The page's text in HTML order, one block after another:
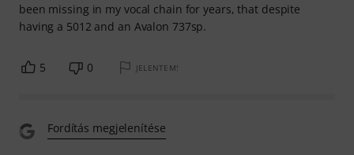
been missing in my vocal chain for years, that despite
having a 5012 and an Avalon 737sp.
5 0 JELENTEM!
Fordítás megjelenítése